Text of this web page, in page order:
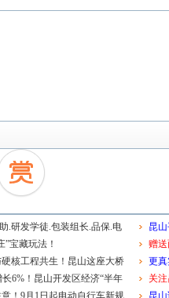
.研发学徒.包装组长.品保.电
务.店员.物业维修.保洁
”宝藏玩法！
硬核工程共生！昆山这座大桥
6%！昆山开发区经济“半年
！9月1日起电动自行车新规
昆
赠
更
关
昆